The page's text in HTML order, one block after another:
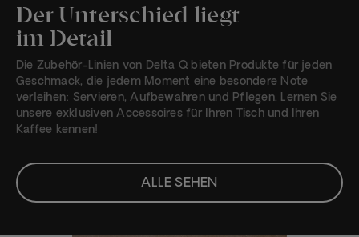
Der Unterschied liegt
im Detail
Die Zubehör-Linien von Delta Q bieten Produkte für jeden
Geschmack, die jedem Moment eine besondere Note
verleihen: Servieren, Aufbewahren und Pflegen. Lernen Sie
unsere exklusiven Accessoires für Ihren Tisch und Ihren
Kaffee kennen!
ALLE SEHEN